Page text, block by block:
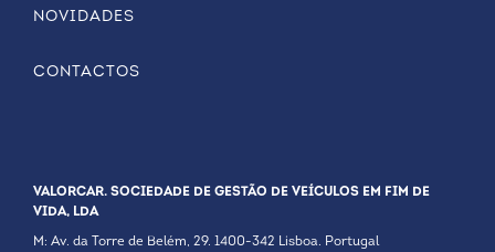
NOVIDADES
CONTACTOS
VALORCAR. SOCIEDADE DE GESTÃO DE VEÍCULOS EM FIM DE
VIDA, LDA
M: Av. da Torre de Belém, 29. 1400-342 Lisboa. Portugal